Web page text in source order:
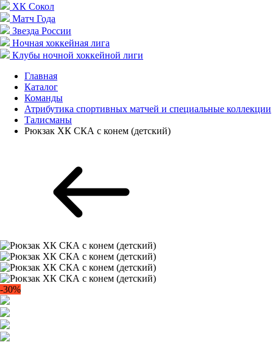
ХК Сокол
Матч Года
Звезда России
Ночная хоккейная лига
Клубы ночной хоккейной лиги
Главная
Каталог
Команды
Атрибутика спортивных матчей и специальные коллекции
Талисманы
Рюкзак ХК СКА с конем (детский)
-30%